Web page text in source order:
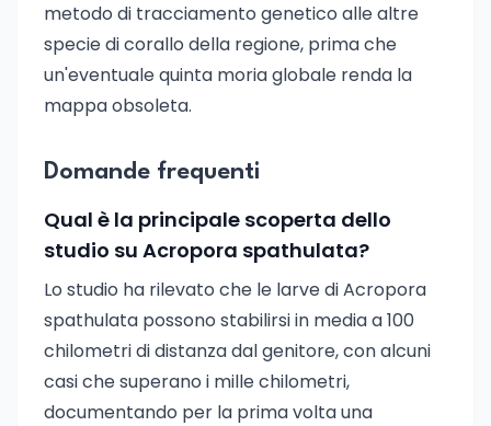
metodo di tracciamento genetico alle altre
specie di corallo della regione, prima che
un'eventuale quinta moria globale renda la
mappa obsoleta.
Domande frequenti
Qual è la principale scoperta dello
studio su Acropora spathulata?
Lo studio ha rilevato che le larve di Acropora
spathulata possono stabilirsi in media a 100
chilometri di distanza dal genitore, con alcuni
casi che superano i mille chilometri,
documentando per la prima volta una